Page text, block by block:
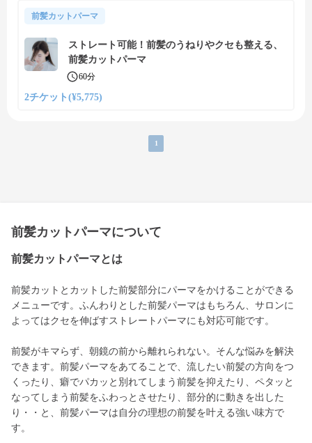
前髪カットパーマ
ストレート可能！前髪のうねりやクセも整える、
前髪カットパーマ
60分
2チケット(¥5,775)
1
前髪カットパーマについて
前髪カットパーマとは
前髪カットとカットした前髪部分にパーマをかけることができる
メニューです。ふんわりとした前髪パーマはもちろん、サロンに
よってはクセを伸ばすストレートパーマにも対応可能です。
前髪がキマらず、朝鏡の前から離れられない。そんな悩みを解決
できます。前髪パーマをあてることで、流したい前髪の方向をつ
くったり、癖でパカッと別れてしまう前髪を抑えたり、ペタッと
なってしまう前髪をふわっとさせたり、部分的に動きを出した
り・・と、前髪パーマは自分の理想の前髪を叶える強い味方で
す。